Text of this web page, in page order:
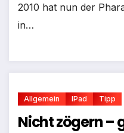
2010 hat nun der
in…
Allgemein IPad Tipp
Nicht zögern –